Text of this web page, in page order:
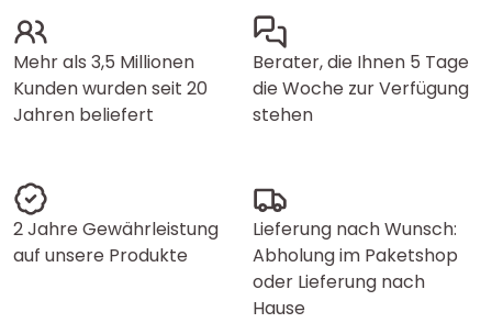
Mehr als 3,5 Millionen
Kunden wurden seit 20
Jahren beliefert
Berater, die Ihnen 5 Tage
die Woche zur Verfügung
stehen
2 Jahre Gewährleistung
auf unsere Produkte
Lieferung nach Wunsch:
Abholung im Paketshop
oder Lieferung nach
Hause